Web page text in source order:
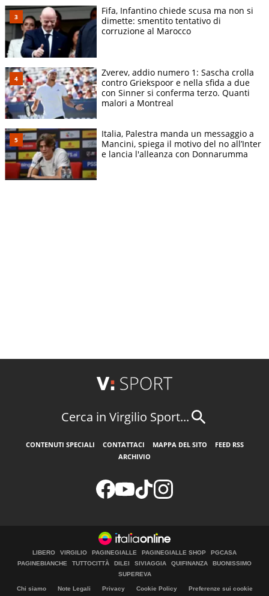
Fifa, Infantino chiede scusa ma non si
dimette: smentito tentativo di
corruzione al Marocco
Zverev, addio numero 1: Sascha crolla
contro Griekspoor e nella sfida a due
con Sinner si conferma terzo. Quanti
malori a Montreal
Italia, Palestra manda un messaggio a
Mancini, spiega il motivo del no all’Inter
e lancia l'alleanza con Donnarumma
Cerca in Virgilio Sport...
CONTENUTI SPECIALI CONTATTACI MAPPA DEL SITO
FEED RSS
ARCHIVIO
LIBERO VIRGILIO PAGINEGIALLE PAGINEGIALLE SHOP
PGCASA
PAGINEBIANCHE
TUTTOCITTÀ DILEI SIVIAGGIA QUIFINANZA
BUONISSIMO
SUPEREVA
Chi siamo Note Legali Privacy Cookie Policy
Preferenze sui cookie